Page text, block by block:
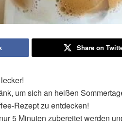
Share on
um sich an heißen
Rezept zu entdecken!
5 Minuten zubereitet werden